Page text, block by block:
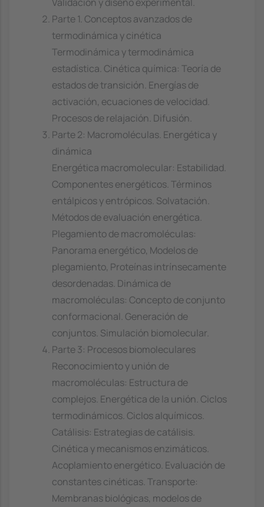
Parte 1. Conceptos avanzados de
termodinámica y cinética
Termodinámica y termodinámica
estadística. Cinética química: Teoría de
estados de transición. Energías de
activación, ecuaciones de velocidad.
Procesos de relajación. Difusión.
Parte 2: Macromoléculas. Energética y
dinámica
Energética macromolecular: Estabilidad.
Componentes energéticos. Términos
entálpicos y entrópicos. Solvatación.
Métodos de evaluación energética.
Plegamiento de macromoléculas:
Panorama energético, Modelos de
plegamiento, Proteínas intrínsecamente
desordenadas. Dinámica de
macromoléculas: Concepto de conjunto
conformacional. Generación de
conjuntos. Simulación biomolecular.
Parte 3: Procesos biomoleculares
Reconocimiento y unión de
macromoléculas: Estructura de
complejos. Energética de la unión. Ciclos
termodinámicos. Ciclos alquímicos.
Catálisis: Estrategias de catálisis.
Cinética y mecanismos enzimáticos.
Acoplamiento energético. Evaluación de
constantes cinéticas. Transporte:
Membranas biológicas, modelos de